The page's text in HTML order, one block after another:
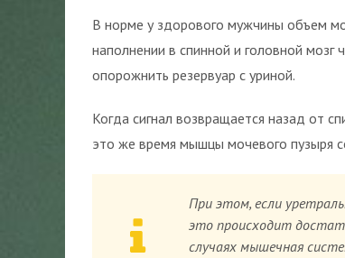
В норме у здорового мужчины объем
наполнении в спинной и головной
опорожнить резервуар с уриной.
Когда сигнал возвращается назад от
это же время мышцы мочевого пузыря
При этом, если
это происходит
случаях мышечная